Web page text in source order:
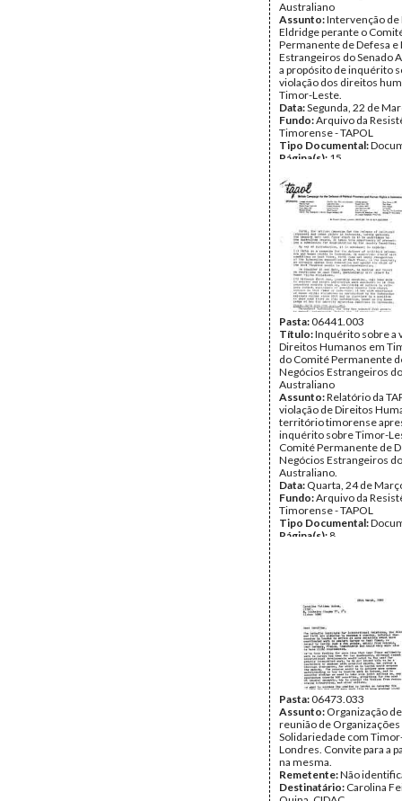
Australiano
Assunto:Intervenção de
Eldridge perante o
Permanente de Defesa e
Estrangeiros do Senado
a propósito de inquérito
violação dos direitos
Timor-Leste.
Data:Segunda, 22 de
Fundo:Arquivo da
Timorense - TAPOL
Tipo Documental:
Página(s): 15
Pasta:06441.003
Título:Inquérito sobre a
Direitos Humanos em
do Comité Permanente
Negócios Estrangeiros
Australiano
Assunto:Relatório da
violação de Direitos
território timorense
inquérito sobre Timor-
Comité Permanente de
Negócios Estrangeiros
Australiano.
Data: Quarta, 24 de
Fundo:Arquivo da
Timorense - TAPOL
Tipo Documental:
Página(s): 8
Pasta:06473.033
Assunto: Organização
reunião de Organizações
Solidariedade com
Londres. Convite para a
na mesma.
Remetente:Não
Destinatário: Carolina